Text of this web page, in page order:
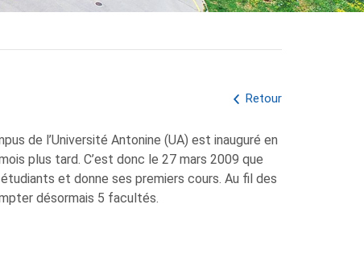
Retour
de l’Université Antonine (UA) est inauguré en
plus tard. C’est donc le 27 mars 2009 que
et donne ses premiers cours. Au fil des
désormais 5 facultés.